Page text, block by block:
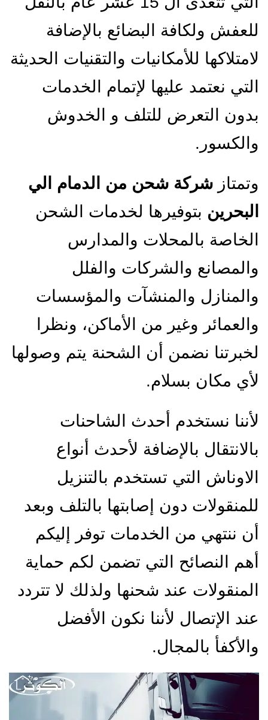
للعفش ولكافة البضائع بالإضافة
لامتلاكها للأمكانيات والتقنيات الحديثة
التي نعتمد عليها لإتمام الخدمات
بدون التعرض للتلف و الخدوش
والكسور.
وتمتاز شركة شحن من الدمام الي
البحرين بتوفيرها لخدمات الشحن
الخاصة بالمحلات والمدارس
والمصانع والشركات والفلل
والمنازل والمنشآت والمؤسسات
والعمائر وغير من الأماكن، ونظرا
لخبرتنا نضمن أن الشحنة يتم وصولها
لأي مكان بسلام.
لأننا نستخدم أحدث الشاحنات
بالانتقال بالإضافة لأحدث أنواع
الاوناش التي تستخدم بالتنزيل
للمنقولات دون إصابتها بالتلف وبعد
أن ننتهي من الخدمات توفر إليكم
أهم النصائح التي تضمن لكم حماية
المنقولات عند شحنها ولذلك لا تتردد
عند الإتصال لأننا نكون الأفضل
والأكفأ بالمجال.